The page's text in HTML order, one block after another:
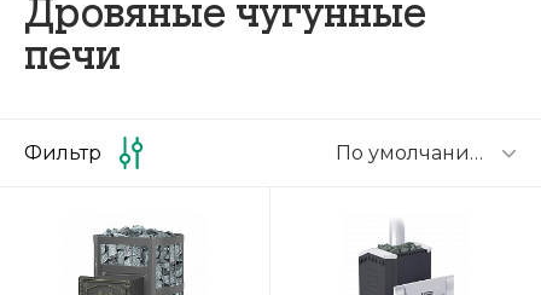
Дровяные чугунные
печи
По умолчанию
Фильтр